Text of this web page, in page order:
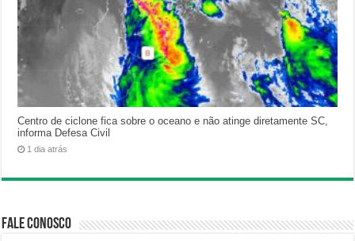
Centro de ciclone fica sobre o oceano e não atinge diretamente SC,
informa Defesa Civil
1 dia atrás
Fale Conosco